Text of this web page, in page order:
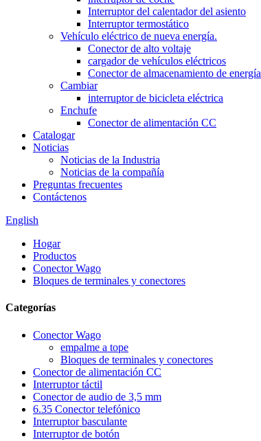
Interruptor del calentador del asiento
Interruptor termostático
Vehículo eléctrico de nueva energía.
Conector de alto voltaje
cargador de vehículos eléctricos
Conector de almacenamiento de energía
Cambiar
interruptor de bicicleta eléctrica
Enchufe
Conector de alimentación CC
Catalogar
Noticias
Noticias de la Industria
Noticias de la compañía
Preguntas frecuentes
Contáctenos
English
Hogar
Productos
Conector Wago
Bloques de terminales y conectores
Categorías
Conector Wago
empalme a tope
Bloques de terminales y conectores
Conector de alimentación CC
Interruptor táctil
Conector de audio de 3,5 mm
6.35 Conector telefónico
Interruptor basculante
Interruptor de botón